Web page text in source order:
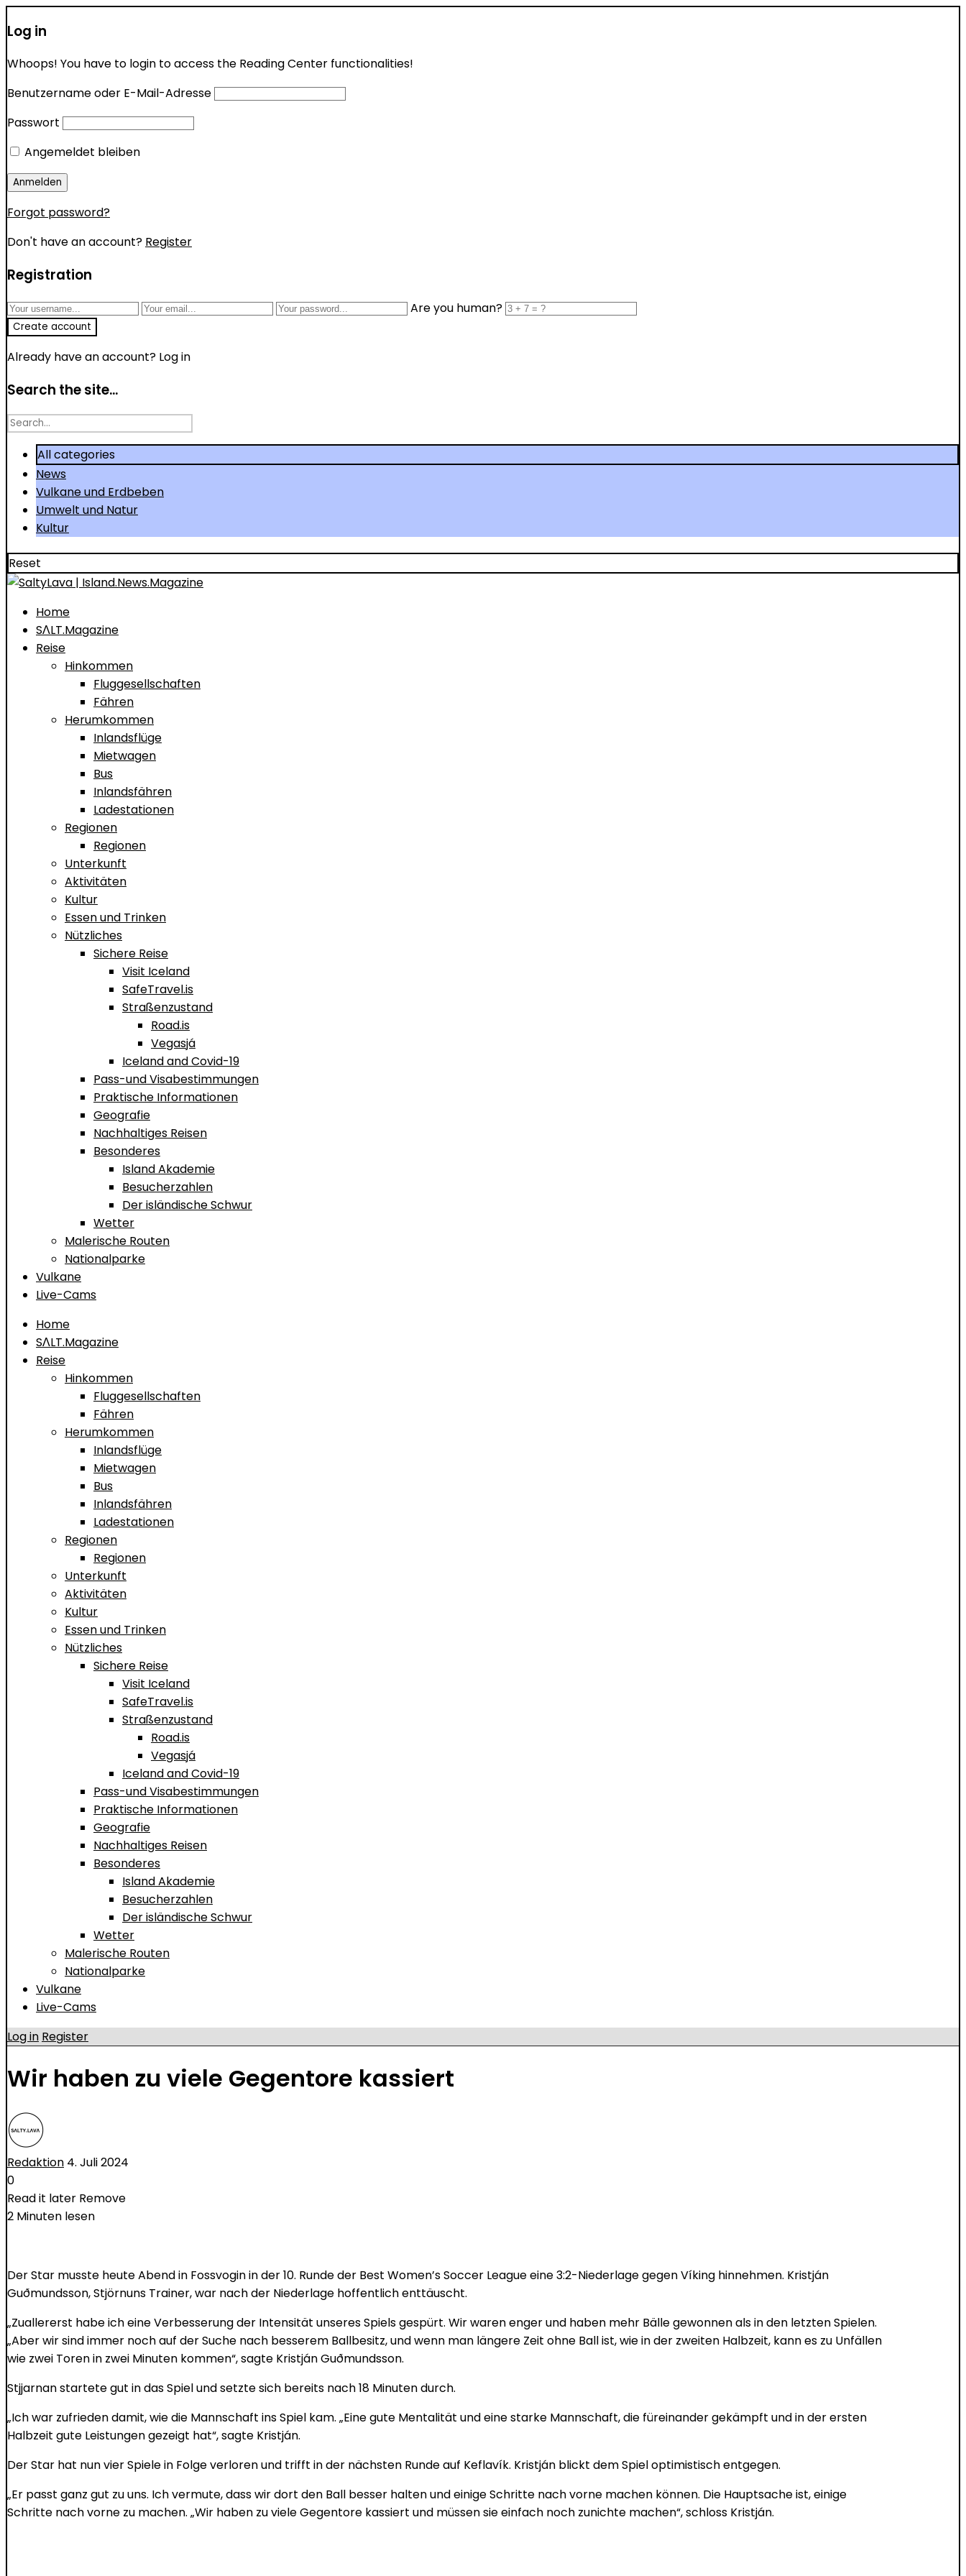
Log in
Whoops! You have to login to access the Reading Center functionalities!
Benutzername oder E-Mail-Adresse
Passwort
Angemeldet bleiben
Forgot password?
Don't have an account? Register
Registration
Are you human?
Already have an account? Log in
Search the site...
Search
All categories
News
Vulkane und Erdbeben
Umwelt und Natur
Kultur
Reset
Home
SΛLT.Magazine
Reise
Hinkommen
Fluggesellschaften
Fähren
Herumkommen
Inlandsflüge
Mietwagen
Bus
Inlandsfähren
Ladestationen
Regionen
Regionen
Unterkunft
Aktivitäten
Kultur
Essen und Trinken
Nützliches
Sichere Reise
Visit Iceland
SafeTravel.is
Straßenzustand
Road.is
Vegasjá
Iceland and Covid-19
Pass-und Visabestimmungen
Praktische Informationen
Geografie
Nachhaltiges Reisen
Besonderes
Island Akademie
Besucherzahlen
Der isländische Schwur
Wetter
Malerische Routen
Nationalparke
Vulkane
Live-Cams
Home
SΛLT.Magazine
Reise
Hinkommen
Fluggesellschaften
Fähren
Herumkommen
Inlandsflüge
Mietwagen
Bus
Inlandsfähren
Ladestationen
Regionen
Regionen
Unterkunft
Aktivitäten
Kultur
Essen und Trinken
Nützliches
Sichere Reise
Visit Iceland
SafeTravel.is
Straßenzustand
Road.is
Vegasjá
Iceland and Covid-19
Pass-und Visabestimmungen
Praktische Informationen
Geografie
Nachhaltiges Reisen
Besonderes
Island Akademie
Besucherzahlen
Der isländische Schwur
Wetter
Malerische Routen
Nationalparke
Vulkane
Live-Cams
Log in Register
Wir haben zu viele Gegentore kassiert
Redaktion 4. Juli 2024
0
Read it later Remove
2 Minuten lesen
Der Star musste heute Abend in Fossvogin in der 10. Runde der Best Women’s Soccer League eine 3:2-Niederlage gegen Víking hinnehmen. Kristján
Guðmundsson, Stjörnuns Trainer, war nach der Niederlage hoffentlich enttäuscht.
„Zuallererst habe ich eine Verbesserung der Intensität unseres Spiels gespürt. Wir waren enger und haben mehr Bälle gewonnen als in den letzten Spielen.
„Aber wir sind immer noch auf der Suche nach besserem Ballbesitz, und wenn man längere Zeit ohne Ball ist, wie in der zweiten Halbzeit, kann es zu Unfällen
wie zwei Toren in zwei Minuten kommen“, sagte Kristján Guðmundsson.
Stjjarnan startete gut in das Spiel und setzte sich bereits nach 18 Minuten durch.
„Ich war zufrieden damit, wie die Mannschaft ins Spiel kam. „Eine gute Mentalität und eine starke Mannschaft, die füreinander gekämpft und in der ersten
Halbzeit gute Leistungen gezeigt hat“, sagte Kristján.
Der Star hat nun vier Spiele in Folge verloren und trifft in der nächsten Runde auf Keflavík. Kristján blickt dem Spiel optimistisch entgegen.
„Er passt ganz gut zu uns. Ich vermute, dass wir dort den Ball besser halten und einige Schritte nach vorne machen können. Die Hauptsache ist, einige
Schritte nach vorne zu machen. „Wir haben zu viele Gegentore kassiert und müssen sie einfach noch zunichte machen“, schloss Kristján.